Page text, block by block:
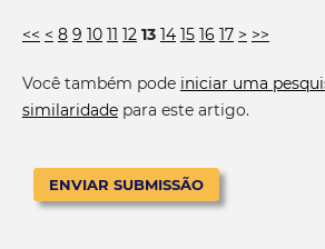
<< < 8 9 10 11 12 13 14 15 16 17 > >>
Você também pode iniciar uma
similaridadepara este artigo.
ENVIAR SUBMISSÃO